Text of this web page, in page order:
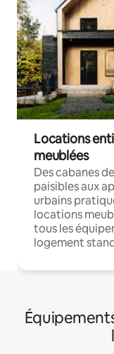
Locations
meublées
Des cabanes
paisibles aux
urbains
locations
tous les
logement